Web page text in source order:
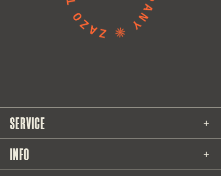
SERVICE
INFO